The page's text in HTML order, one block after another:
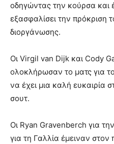
οδηγώντας την κούρσα και
εξασφαλίσει την πρόκριση
διοργάνωσης.
Οι Virgil van Dijk και Cody
ολοκλήρωσαν το ματς για
να έχει μια καλή ευκαιρία
σουτ.
Οι Ryan Gravenberch για
για τη Γαλλία έμειναν